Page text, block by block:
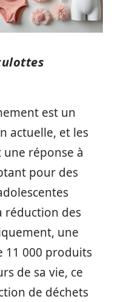
est un
actuelle, et les
réponse à
pour des
réduction des
une
11 000 produits
de sa vie, ce
de déchets